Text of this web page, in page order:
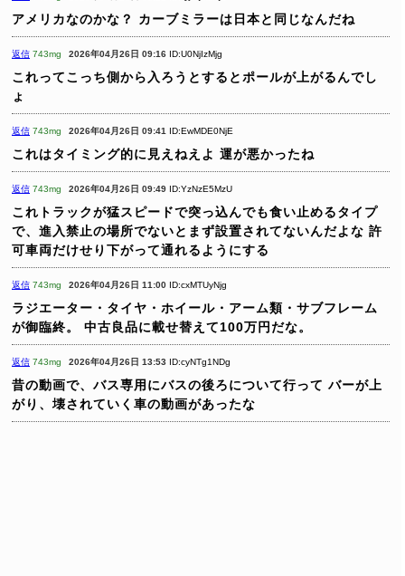
アメリカなのかな？ カーブミラーは日本と同じなんだね
返信 743mg 2026年04月26日 09:16 ID:U0NjIzMjg
これってこっち側から入ろうとするとポールが上がるんでし
ょ
返信 743mg 2026年04月26日 09:41 ID:EwMDE0NjE
これはタイミング的に見えねえよ 運が悪かったね
返信 743mg 2026年04月26日 09:49 ID:YzNzE5MzU
これトラックが猛スピードで突っ込んでも食い止めるタイプ
で、進入禁止の場所でないとまず設置されてないんだよな 許
可車両だけせり下がって通れるようにする
返信 743mg 2026年04月26日 11:00 ID:cxMTUyNjg
ラジエーター・タイヤ・ホイール・アーム類・サブフレーム
が御臨終。
中古良品に載せ替えて100万円だな。
返信 743mg 2026年04月26日 13:53 ID:cyNTg1NDg
昔の動画で、バス専用にバスの後ろについて行って バーが上
がり、壊されていく車の動画があったな